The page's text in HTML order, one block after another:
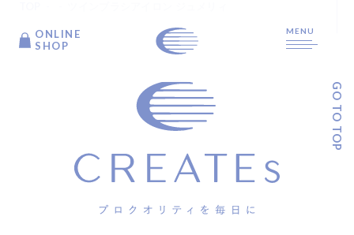
ONLINE
SHOP
MENU
GO TO TOP
ONLINE
SHOP